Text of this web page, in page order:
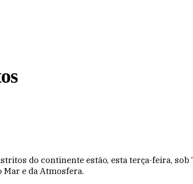
do continente estão, esta terça-feira, sob
e da Atmosfera.